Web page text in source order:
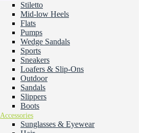
Stiletto
Mid-low Heels
Flats
Pumps
Wedge Sandals
Sports
Sneakers
Loafers & Slip-Ons
Outdoor
Sandals
Slippers
Boots
Accessories
Sunglasses & Eyewear